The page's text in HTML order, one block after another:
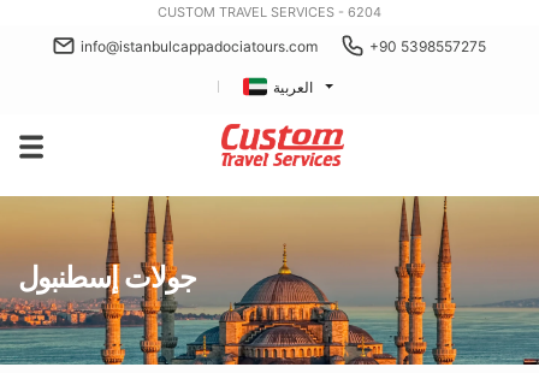
CUSTOM TRAVEL SERVICES - 6204
info@istanbulcappadociatours.com +90 5398557275
العربية
جولات إسطنبول